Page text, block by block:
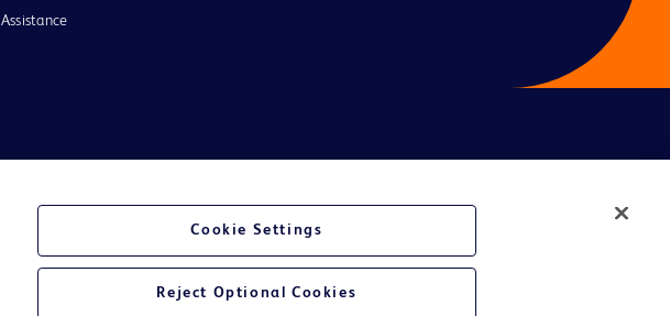
Assistance
Cookie Settings
Reject Optional Cookies